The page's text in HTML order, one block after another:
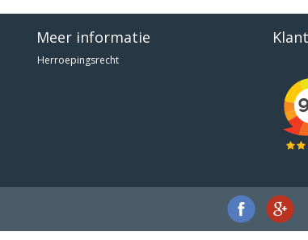
Meer informatie
Herroepingsrecht